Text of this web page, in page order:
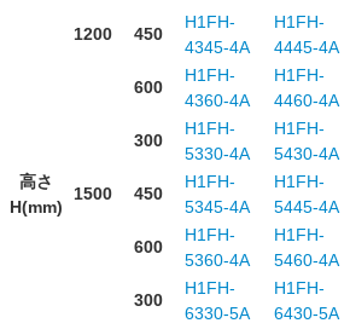
高さ
H(mm)
1200 450
H1FH-
4345-4A
H1FH-
4445-4A
600
H1FH-
4360-4A
H1FH-
4460-4A
1500
300
H1FH-
5330-4A
H1FH-
5430-4A
450
H1FH-
5345-4A
H1FH-
5445-4A
600
H1FH-
5360-4A
H1FH-
5460-4A
300
H1FH-
6330-5A
H1FH-
6430-5A